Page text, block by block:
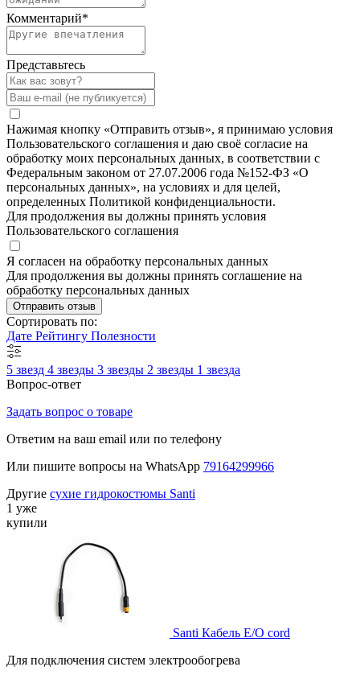
Комментарий*
Представьтесь
Нажимая кнопку «Отправить отзыв», я принимаю условия
Пользовательского соглашения и даю своё согласие на
обработку моих персональных данных, в соответствии с
Федеральным законом от 27.07.2006 года №152-ФЗ «О
персональных данных», на условиях и для целей,
определенных Политикой конфиденциальности.
Для продолжения вы должны принять условия
Пользовательского соглашения
Я согласен на обработку персональных данных
Для продолжения вы должны принять соглашение на
обработку персональных данных
Отправить отзыв
Сортировать по:
Дате Рейтингу Полезности
5 звезд 4 звезды 3 звезды 2 звезды 1 звезда
Вопрос-ответ
Задать вопрос о товаре
Ответим на ваш email или по телефону
Или пишите вопросы на WhatsApp 79164299966
Другие сухие гидрокостюмы Santi
1 уже
купили
Santi Кабель E/O cord
Для подключения систем электрообогрева